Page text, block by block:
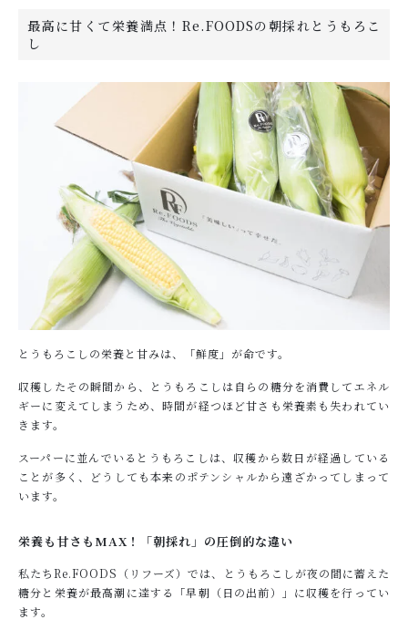
最高に甘くて栄養満点！Re.FOODSの朝採れとうもろこ
し
とうもろこしの栄養と甘みは、「鮮度」が命です。
収穫したその瞬間から、とうもろこしは自らの糖分を消費してエネル
ギーに変えてしまうため、時間が経つほど甘さも栄養素も失われてい
きます。
スーパーに並んでいるとうもろこしは、収穫から数日が経過している
ことが多く、どうしても本来のポテンシャルから遠ざかってしまって
います。
栄養も甘さもMAX！「朝採れ」の圧倒的な違い
私たちRe.FOODS（リフーズ）では、とうもろこしが夜の間に蓄えた
糖分と栄養が最高潮に達する「早朝（日の出前）」に収穫を行ってい
ます。